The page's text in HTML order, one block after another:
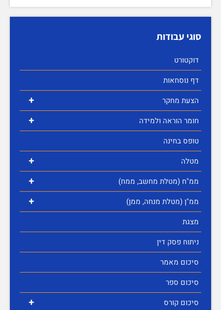
סוגי עבודות
דוקטורט
דף נוסחאות
+ הצעת מחקר
+
חומר הוראה ולמידה
טופס בחינה
+ מטלה
+ ממ"ח (מטלת מחשב, ממח)
+
ממ"ן (מטלת מנחה, ממן)
מצגת
ניתוח פסק דין
סיכום מאמר
סיכום ספר
+
סיכום קורס